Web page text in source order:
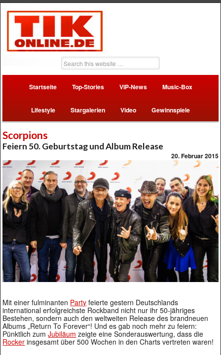
Startseite Top-Stories VIP-News Music-Box
Lifestyle Stargalerien Video Gewinnspiele
Scorpions
Feiern 50. Geburtstag und Album Release
20. Februar 2015
Mit einer fulminanten Party feierte gestern Deutschlands
international erfolgreichste Rockband nicht nur ihr 50-jähriges
Bestehen, sondern auch den weltweiten Release des brandneuen
Albums „Return To Forever“! Und es gab noch mehr zu feiern:
Pünktlich zumJubiläum zeigte eine Sonderauswertung, dass die
Rocker insgesamt über 500 Wochen in den Charts vertreten waren!